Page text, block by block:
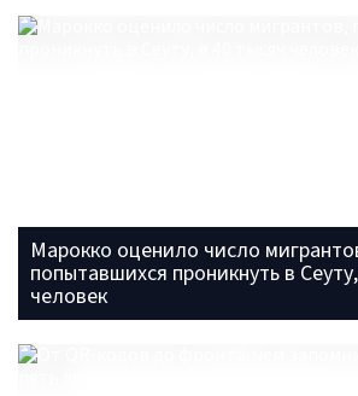
Марокко оценило число
попытавшихся проникнуть в
человек